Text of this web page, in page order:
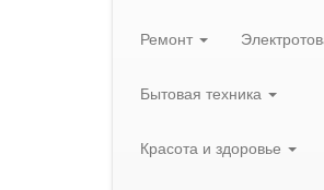
Ремонт
Бытовая техника
Красота и здоровье